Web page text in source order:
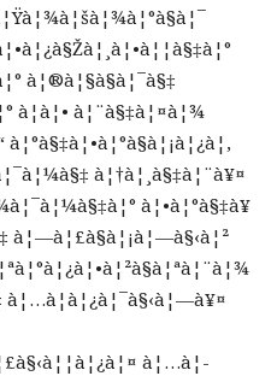
à¦®à¦§à§à¦¯à§‡
à¦à¦• à¦¨à§‡à¦¤à¦¾
à¦†à¦¸à§‡à¦¨à¥¤
à¦•à¦°à§‡à¥
à¦—à¦£à§à¦¡à¦—à§‹à¦²
à¦…à¦­à¦¿à¦¯à§‹à¦—à¥¤
à¦…à¦­